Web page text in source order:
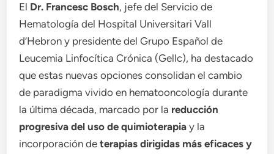
El Dr. Francesc Bosch, jefe del Servicio de
Hematología del Hospital Universitari Vall
d’Hebron y presidente del Grupo Español de
Leucemia Linfocítica Crónica (Gellc), ha destacado
que estas nuevas opciones consolidan el cambio
de paradigma vivido en hematooncología durante
la última década, marcado por la reducción
progresiva del uso de quimioterapia y la
incorporación deterapias dirigidas más eficaces y